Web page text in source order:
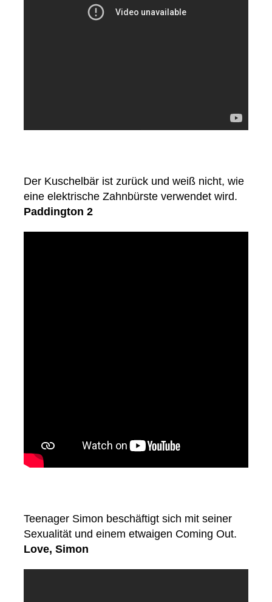
Der Kuschelbär ist zurück und weiß nicht, wie
eine elektrische Zahnbürste verwendet wird.
Paddington 2
Teenager Simon beschäftigt sich mit seiner
Sexualität und einem etwaigen Coming Out.
Love, Simon